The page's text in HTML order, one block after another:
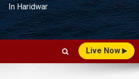
In Haridwar
Live Now